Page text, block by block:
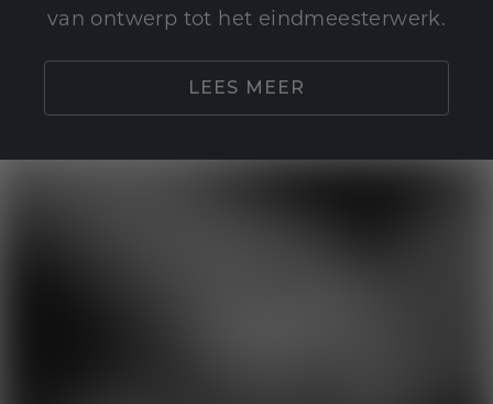
van ontwerp tot het eindmeesterwerk.
LEES MEER